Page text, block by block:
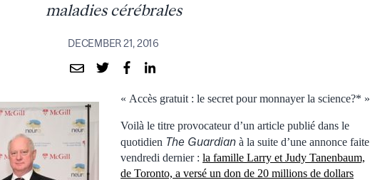
maladies cérébrales
DECEMBER 21, 2016
« Accès gratuit : le secret pour monnayer la science?* »
Voilà le titre provocateur d’un article publié dans le
quotidien The Guardian à la suite d’une annonce faite
vendredi dernier : la famille Larry et Judy Tanenbaum,
de Toronto, a versé un don de 20 millions de dollars